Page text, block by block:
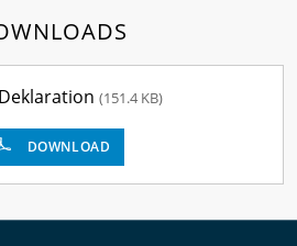
(151.4 KB)
DOWNLOAD